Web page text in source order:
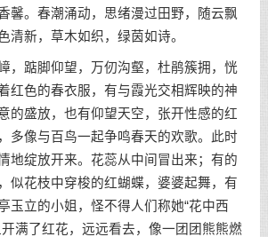
馨。春潮涌动，思绪漫过田野，随云飘
清新，草木如织，绿茵如诗。
，踮脚仰望，万仞沟壑，杜鹃簇拥，恍
红色的春衣服，有与霞光交相辉映的神
的盛放，也有仰望天空，张开性感的红
多像与百鸟一起争鸣春天的欢歌。此时
地绽放开来。花蕊从中间冒出来；有的
似花枝中穿梭的红蝴蝶，婆婆起舞，有
玉立的小姐，怪不得人们称她“花中西
满了红花，远远看去，像一团团熊熊燃